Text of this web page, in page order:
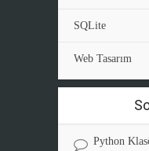
SQLite
Web Tasarım
Python